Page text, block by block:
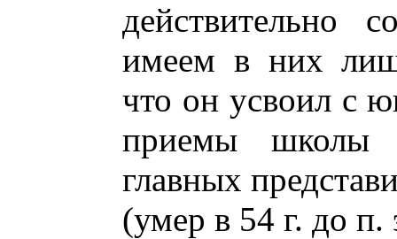
действительно
имеем в них
что он усвоил с
приемы школы
главных
(умер в 54 г. до п.